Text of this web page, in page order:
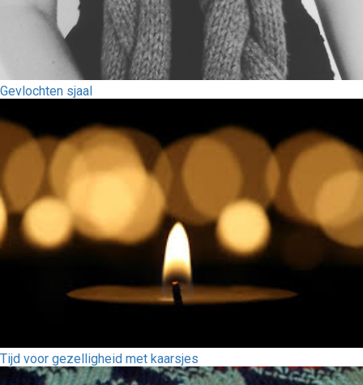
Gevlochten sjaal
Tijd voor gezelligheid met kaarsjes